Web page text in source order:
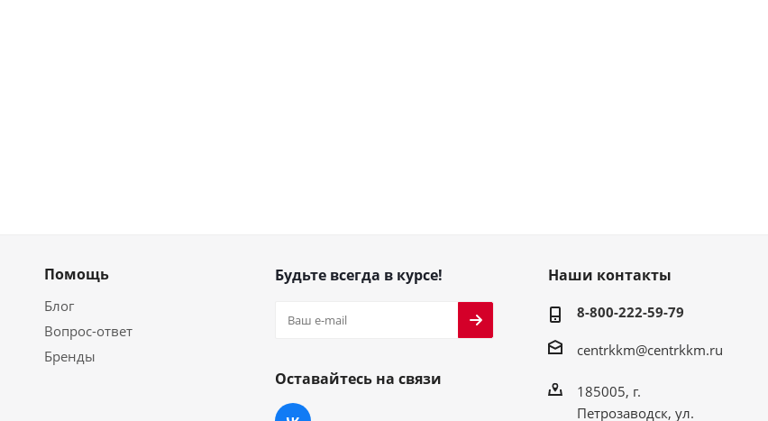
Помощь
Блог
Вопрос-ответ
Бренды
Будьте всегда в курсе!
Оставайтесь на связи
Наши контакты
8-800-222-59-79
centrkkm@centrkkm.ru
185005, г.
Петрозаводск, ул.